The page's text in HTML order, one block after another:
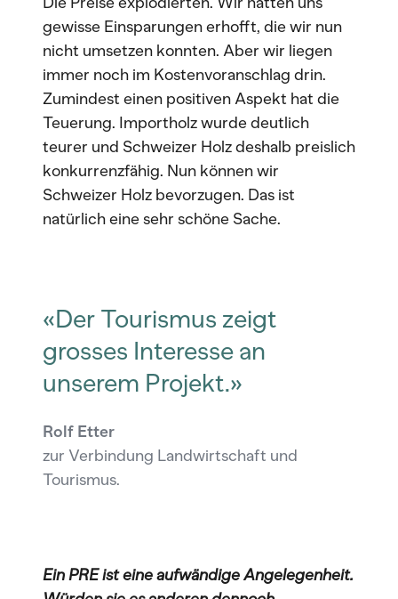
gewisse Einsparungen erhofft, die wir nun
nicht umsetzen konnten. Aber wir liegen
immer noch im Kostenvoranschlag drin.
Zumindest einen positiven Aspekt hat die
Teuerung. Importholz wurde deutlich
teurer und Schweizer Holz deshalb preislich
konkurrenzfähig. Nun können wir
Schweizer Holz bevorzugen. Das ist
natürlich eine sehr schöne Sache.
«Der Tourismus zeigt
grosses Interesse an
unserem Projekt.»
Rolf Etter
zur Verbindung Landwirtschaft und
Tourismus.
Ein PRE ist eine aufwändige Angelegenheit.